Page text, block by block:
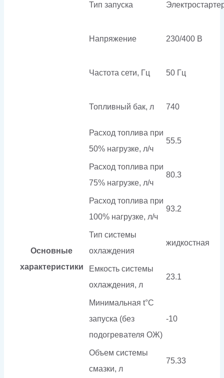
Основные
характеристики
Тип запуска
Напряжение 230/400 В
Частота сети, Гц 50 Гц
Топливный бак, л 740
Расход топлива при
50% нагрузке, л/ч
55.5
Расход топлива при
75% нагрузке, л/ч
80.3
Расход топлива при
100% нагрузке, л/ч
93.2
Тип системы
охлаждения
жидкостная
Емкость системы
охлаждения, л
23.1
Минимальная t°С
запуска (без
подогревателя ОЖ)
-10
Объем системы
смазки, л
75.33